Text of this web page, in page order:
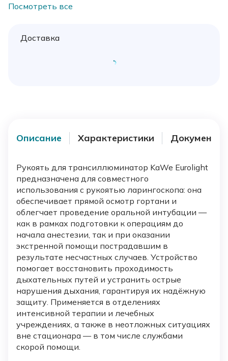
Посмотреть все
Доставка
Описание Характеристики Документы
Рукоять для трансиллюминатор KaWe Eurolight
предназначена для совместного
использования с рукоятью ларингоскопа: она
обеспечивает прямой осмотр гортани и
облегчает проведение оральной интубации —
как в рамках подготовки к операциям до
начала анестезии, так и при оказании
экстренной помощи пострадавшим в
результате несчастных случаев. Устройство
помогает восстановить проходимость
дыхательных путей и устранить острые
нарушения дыхания, гарантируя их надёжную
защиту. Применяется в отделениях
интенсивной терапии и лечебных
учреждениях, а также в неотложных ситуациях
вне стационара — в том числе службами
скорой помощи.